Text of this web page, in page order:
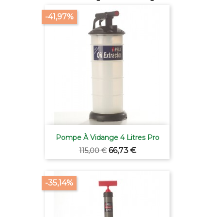
Pompe À Vidange 4 Litres Pro
Verkaufspreis
115,00 €
-41,97%
Preis
66,73 €
-35,14%